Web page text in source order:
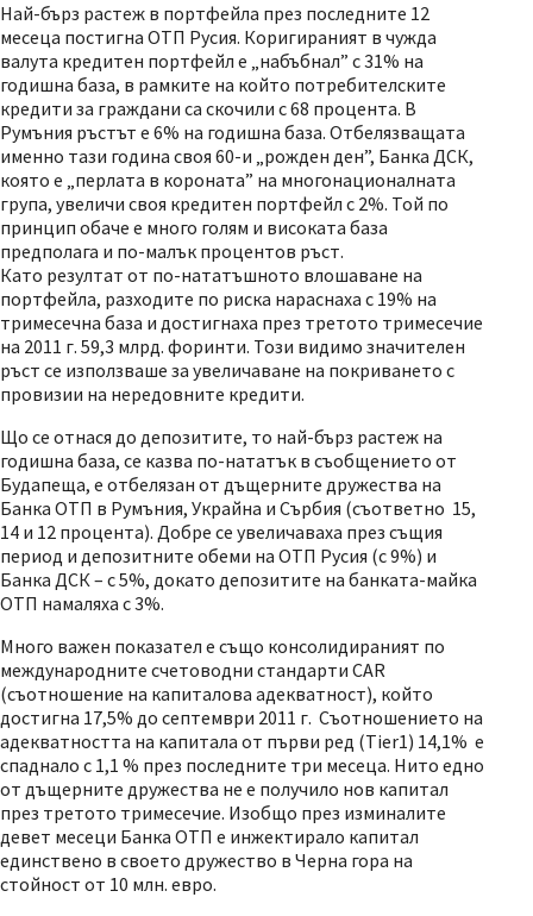
Най-бърз растеж в портфейла през последните 12
месеца постигна ОТП Русия. Коригираният в чужда
валута кредитен портфейл е „набъбнал” с 31% на
годишна база, в рамките на който потребителските
кредити за граждани са скочили с 68 процента. В
Румъния ръстът е 6% на годишна база. Отбелязващата
именно тази година своя 60-и „рожден ден”, Банка ДСК,
която е „перлата в короната” на многонационалната
група, увеличи своя кредитен портфейл с 2%. Той по
принцип обаче е много голям и високата база
предполага и по-малък процентов ръст.
Като резултат от по-нататъшното влошаване на
портфейла, разходите по риска нараснаха с 19% на
тримесечна база и достигнаха през третото тримесечие
на 2011 г. 59,3 млрд. форинти. Този видимо значителен
ръст се използваше за увеличаване на покриването с
провизии на нередовните кредити.
Що се отнася до депозитите, то най-бърз растеж на
годишна база, се казва по-нататък в съобщението от
Будапеща, е отбелязан от дъщерните дружества на
Банка ОТП в Румъния, Украйна и Сърбия (съответно 15,
14 и 12 процента). Добре се увеличаваха през същия
период и депозитните обеми на ОТП Русия (с 9%) и
Банка ДСК – с 5%, докато депозитите на банката-майка
ОТП намаляха с 3%.
Много важен показател е също консолидираният по
международните счетоводни стандарти CAR
(съотношение на капиталова адекватност), който
достигна 17,5% до септември 2011 г. Съотношението на
адекватността на капитала от първи ред (Tier1) 14,1% e
спаднало с 1,1 % през последните три месеца. Нито едно
от дъщерните дружества не е получило нов капитал
през третото тримесечие. Изобщо през изминалите
девет месеци Банка ОТП е инжектирало капитал
единствено в своето дружество в Черна гора на
стойност от 10 млн. евро.